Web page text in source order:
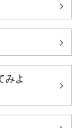
みよ